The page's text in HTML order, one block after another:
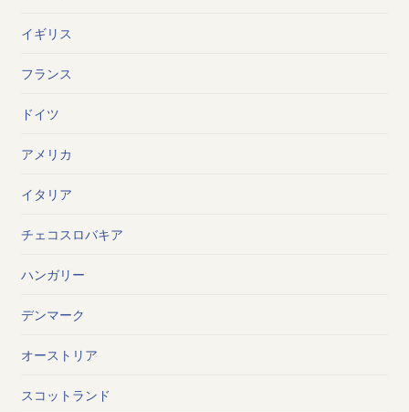
イギリス
フランス
ドイツ
アメリカ
イタリア
チェコスロバキア
ハンガリー
デンマーク
オーストリア
スコットランド